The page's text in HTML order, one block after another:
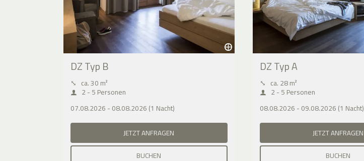
DZ Typ B
⤡ ca. 30 m²
2 - 5 Personen
07.08.2026 - 08.08.2026 (1 Nacht)
JETZT ANFRAGEN
BUCHEN
DZ Typ A
⤡ ca. 28 m²
2 - 5 Personen
08.08.2026 - 09.08.2026 (1 Nacht)
JETZT ANFRAGEN
BUCHEN